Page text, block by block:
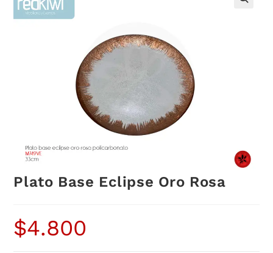
Plato Base Eclipse Oro Rosa
$4.800